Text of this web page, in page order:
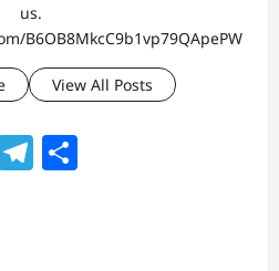
us.
B6OB8MkcC9b1vp79QApePW
View All Posts
Telegram